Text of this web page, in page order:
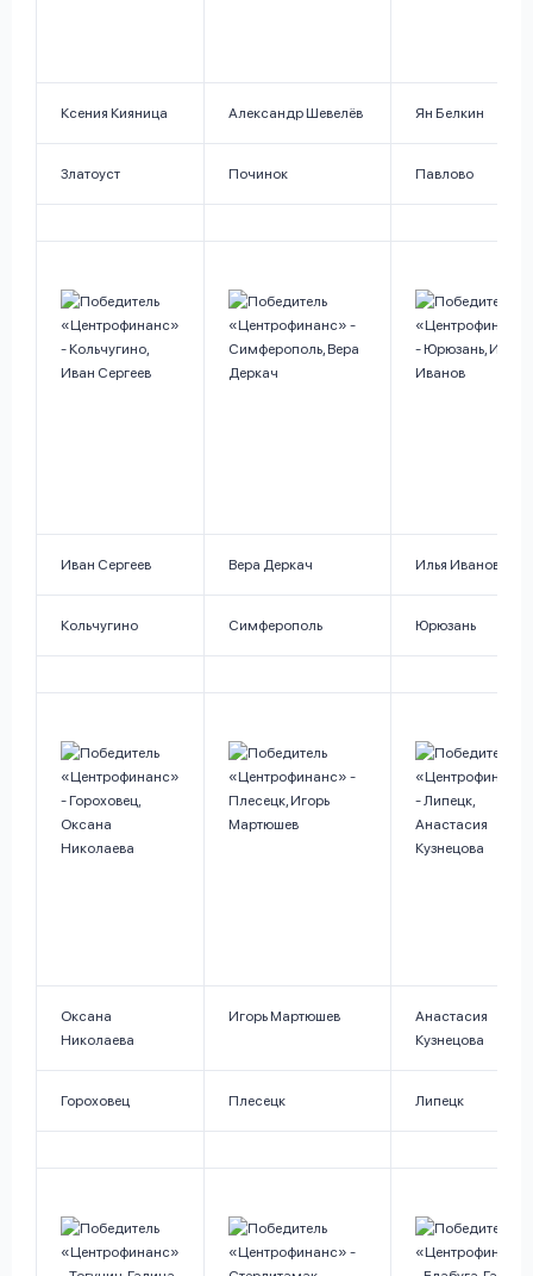
Ксения Кияница Александр Шевелёв Ян Белкин
Златоуст Починок Павлово
Иван Сергеев Вера Деркач Илья Иванов
Кольчугино Симферополь Юрюзань
Оксана
Николаева
Игорь Мартюшев
Анастасия
Кузнецова
Гороховец Плесецк Липецк